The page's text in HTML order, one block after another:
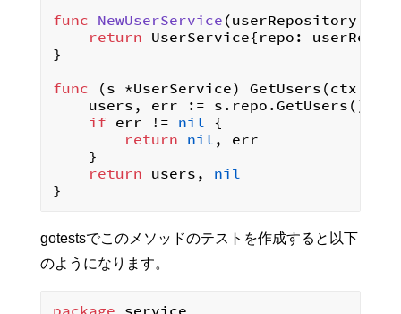
func NewUserService (userRepository
return UserService{repo:
}
func
(s *UserService)
GetUsers(ctx
if err != nil {
return nil , err
return users, nil
gotestsでこのメソッドのテストを作成すると以下
のようになります。